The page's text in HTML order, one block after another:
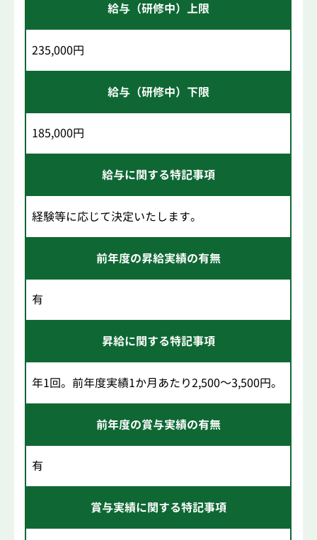
給与（研修中）上限
235,000円
給与（研修中）下限
185,000円
給与に関する特記事項
経験等に応じて決定いたします。
前年度の昇給実績の有無
有
昇給に関する特記事項
年1回。前年度実績1か月あたり2,500～3,500円。
前年度の賞与実績の有無
有
賞与実績に関する特記事項